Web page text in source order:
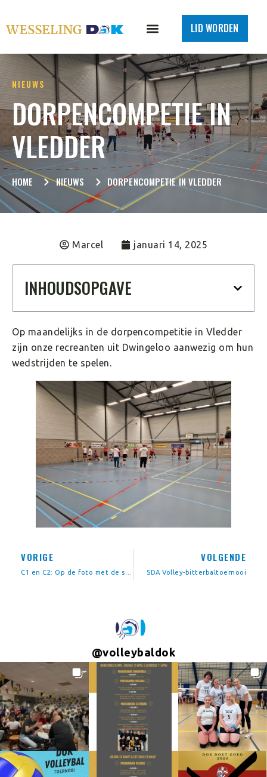
LID WORDEN
NIEUWS
DORPENCOMPETIE IN
VLEDDER
HOME NIEUWS DORPENCOMPETIE IN VLEDDER
Marcel januari 14, 2025
INHOUDSOPGAVE
Op maandelijks in de dorpencompetitie in Vledder
zijn onze recreanten uit Dwingeloo aanwezig om hun
wedstrijden te spelen.
VORIGE VOLGENDE
SDA Volley-bitterbaltoernooi
@volleybaldok